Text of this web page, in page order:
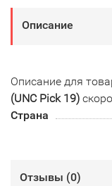
Описание
Описание для
(UNC Pick 19)
Страна
Отзывы (0)